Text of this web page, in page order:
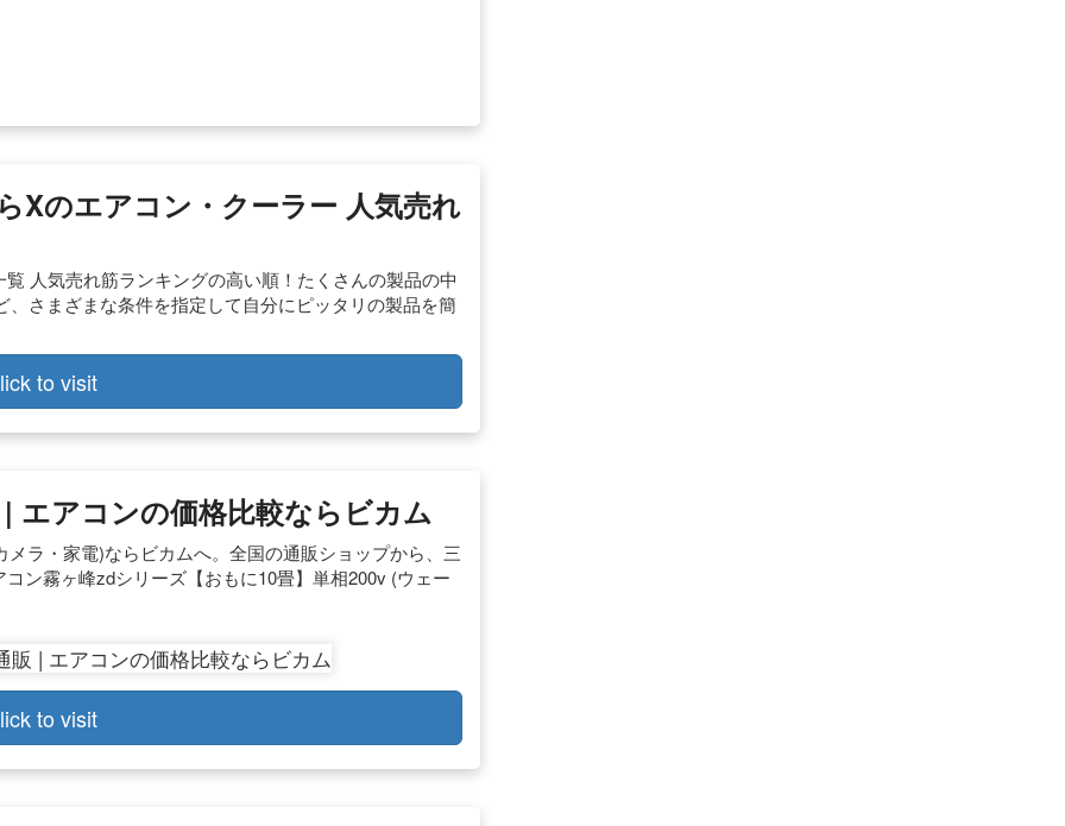
Xのエアコン・クーラー 人気売れ
人気売れ筋ランキングの高い順！たくさんの製品の中
さまざまな条件を指定して自分にピッタリの製品を簡
to visit
エアコンの価格比較ならビカム
ラ・家電)ならビカムへ。全国の通販ショップから、三
ン霧ヶ峰zdシリーズ【おもに10畳】単相200v (ウェー
to visit